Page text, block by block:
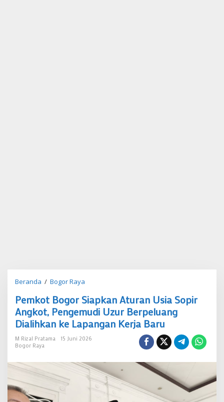
Beranda / Bogor Raya
Siapkan
Aturan
Usia
Sopir
Angkot,
Berpeluang
Dialihkan
ke
Lapangan
Pemkot Bogor Siapkan Aturan Usia Sopir
Angkot, Pengemudi Uzur Berpeluang
Dialihkan ke Lapangan Kerja Baru
M Rizal Pratama
15 Juni 2026
Bogor Raya